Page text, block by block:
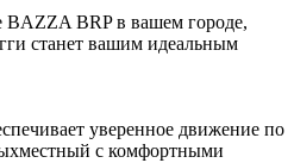
BAZZA BRP в вашем городе,
станет вашим идеальным
уверенное движение по
с комфортными